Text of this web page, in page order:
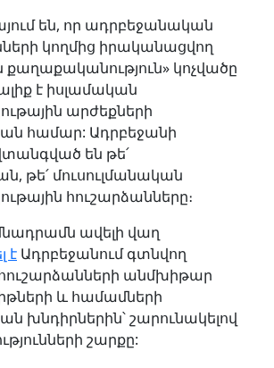
են, որ ադրբեջանական
կողմից իրականացվող
քաղաքականություն» կոչվածը
է իսլամական
արժեքների
համար: Ադրբեջանի
են թե՛
թե՛ մուսուլմանական
հուշարձանները։
ավելի վաղ
է Ադրբեջանում գտնվող
անմխիթար
և համամների
խնդիրներին՝ շարունակելով
շարքը: